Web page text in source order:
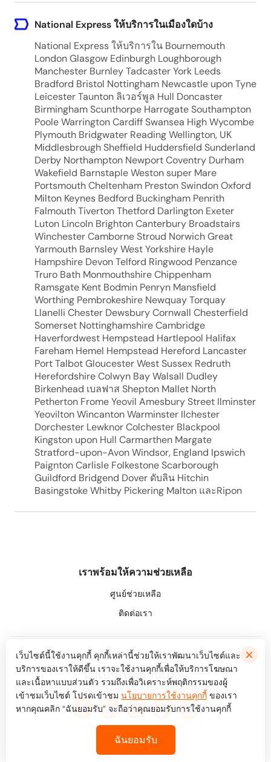
National Express ให้บริการในเมืองใดบ้าง
National Express ให้บริการใน Bournemouth
London Glasgow Edinburgh Loughborough
Manchester Burnley Tadcaster York Leeds
Bradford Bristol Nottingham Newcastle upon Tyne
Leicester Taunton ลิเวอร์พูล Hull Doncaster
Birmingham Scunthorpe Harrogate Southampton
Poole Warrington Cardiff Swansea High Wycombe
Plymouth Bridgwater Reading Wellington, UK
Middlesbrough Sheffield Huddersfield Sunderland
Derby Northampton Newport Coventry Durham
Wakefield Barnstaple Weston super Mare
Portsmouth Cheltenham Preston Swindon Oxford
Milton Keynes Bedford Buckingham Penrith
Falmouth Tiverton Thetford Darlington Exeter
Luton Lincoln Brighton Canterbury Broadstairs
Winchester Camborne Stroud Norwich Great
Yarmouth Barnsley West Yorkshire Hayle
Hampshire Devon Telford Ringwood Penzance
Truro Bath Monmouthshire Chippenham
Ramsgate Kent Bodmin Penryn Mansfield
Worthing Pembrokeshire Newquay Torquay
Llanelli Chester Dewsbury Cornwall Chesterfield
Somerset Nottinghamshire Cambridge
Haverfordwest Hempstead Hartlepool Halifax
Fareham Hemel Hempstead Hereford Lancaster
Port Talbot Gloucester West Sussex Redruth
Herefordshire Colwyn Bay Walsall Dudley
Birkenhead เบลฟาส Shepton Mallet North
Petherton Frome Yeovil Amesbury Street Ilminster
Yeovilton Wincanton Warminster Ilchester
Dorchester Lewknor Colchester Blackpool
Kingston upon Hull Carmarthen Margate
Stratford-upon-Avon Windsor, England Ipswich
Paignton Carlisle Folkestone Scarborough
Guildford Bridgend Dover ดับลิน Hitchin
Basingstoke Whitby Pickering Malton และRipon
เราพร้อมให้ความช่วยเหลือ
ศูนย์ช่วยเหลือ
ติดต่อเรา
มาเป็นเพื่อนกันเถอะ
© Bookaway2026
เว็บไซต์นี้ใช้งานคุกกี้ คุกกี้เหล่านี้ช่วยให้เราพัฒนาเว็บไซต์และ
บริการของเราให้ดีขึ้น เราจะใช้งานคุกกี้เพื่อให้บริการโฆษณา
และเนื้อหาแบบส่วนตัว รวมถึงเพื่อวิเคราะห์พฤติกรรมของผู้
เข้าชมเว็บไซต์ โปรดเข้าชม นโยบายการใช้งานคุกกี้ ของเรา
หากคุณคลิก “ฉันยอมรับ” จะถือว่าคุณยอมรับการใช้งานคุกกี้
ฉันยอมรับ